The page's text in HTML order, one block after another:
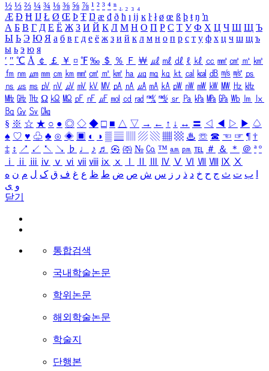
½ ⅓ ⅔ ¼ ¾ ⅛ ⅜ ⅝ ⅞ ¹ ² ³ ⁴ ⁿ ₁ ₂ ₃ ₄
Æ Ð Ħ Ĳ Ł Ø Œ Þ Ŧ Ŋ æ đ ð ħ ı ĳ ĸ ŀ ł ø œ ß þ ŧ ŋ ŉ
А Б В Г Д Е Ё Ж З И Й К Л М Н О П Р С Т У Ф Х Ц Ч Ш Щ Ъ
Ы Ь Э Ю Я а б в г д е ё ж з и й к л м н о п р с т у ф х ц ч ш щ ъ
ы ь э ю я
′ ″ ℃ Å ￠ ￡ ￥ ¤ ℉ ‰ ＄ ％ Ｆ ￦ ㎕ ㎖ ㎗ ℓ ㎘ ㏄ ㎣ ㎤ ㎥ ㎦
㎙ ㎚ ㎛ ㎜ ㎝ ㎞ ㎟ ㎠ ㎡ ㎢ ㏊ ㎍ ㎎ ㎏ ㏏ ㎈ ㎉ ㏈ ㎧ ㎨ ㎰
㎱ ㎲ ㎳ ㎴ ㎵ ㎶ ㎷ ㎸ ㎹ ㎀ ㎁ ㎂ ㎃ ㎄ ㎺ ㎻ ㎽ ㎾ ㎿ ㎐ ㎑
㎒ ㎓ ㎔ Ω ㏀ ㏁ ㎊ ㎋ ㎌ ㏖ ㏅ ㎭ ㎮ ㎯ ㏛ ㎩ ㎪ ㎫ ㎬ ㏝ ㏐
㏓
㏃ ㏉ ㏜ ㏆
§ ※ ☆ ★ ○ ● ◎ ◇ ◆ □ ■ △ ▽ → ← ↑ ↓ ↔ 〓 ◁ ◀ ▷ ▶ ♤
♠ ♡ ♥ ♧ ♣ ⊙ ◈ ▣ ◐ ◑ ▒ ▤ ▨ ▧ ▦ ▩ ♨ ☏ ☎ ☜ ☞ ¶ †
‡ ↕ ↗ ↙ ↖ ↘ ♭ ♩ ♪ ♬ ㉿ ㈜ № ㏇ ™ ㏂ ㏘ ℡ ＃ ＆ ＊ ＠ ª º
ⅰ
ⅱ ⅲ ⅳ ⅴ ⅵ ⅶ ⅷ ⅸ ⅹ Ⅳ Ⅴ Ⅵ Ⅶ Ⅷ Ⅸ Ⅹ
ب ت ث ج ح خ د ذ ر ز س ش ص ض ط ظ ع غ ف ق ک ل م ن ه
و ی
닫기
통합검색
국내학술논문
학위논문
해외학술논문
학술지
단행본